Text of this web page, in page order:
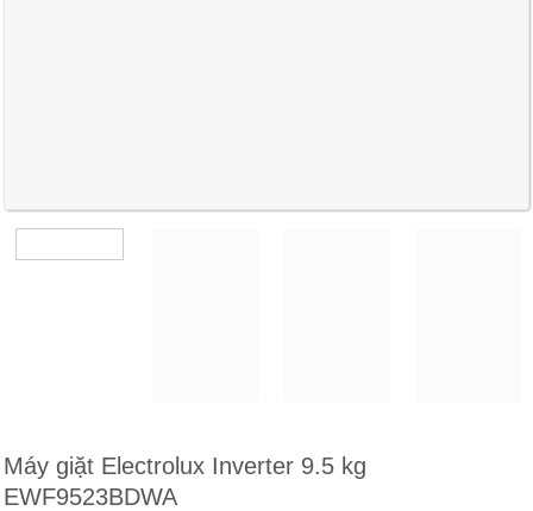
Máy giặt Electrolux Inverter 9.5 kg
EWF9523BDWA